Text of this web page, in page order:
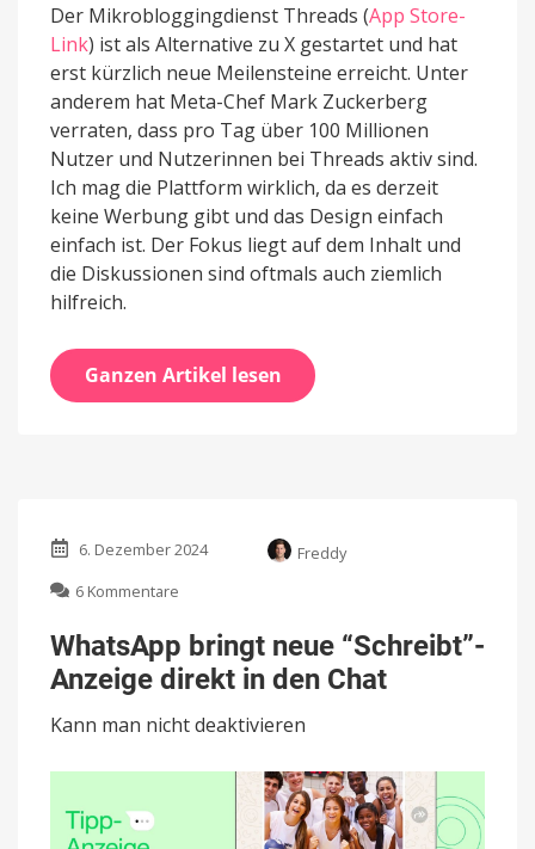
Der Mikrobloggingdienst Threads (App Store-
Link) ist als Alternative zu X gestartet und hat
erst kürzlich neue Meilensteine erreicht. Unter
anderem hat Meta-Chef Mark Zuckerberg
verraten, dass pro Tag über 100 Millionen
Nutzer und Nutzerinnen bei Threads aktiv sind.
Ich mag die Plattform wirklich, da es derzeit
keine Werbung gibt und das Design einfach
einfach ist. Der Fokus liegt auf dem Inhalt und
die Diskussionen sind oftmals auch ziemlich
hilfreich.
Ganzen Artikel lesen
6. Dezember 2024
Freddy
6 Kommentare
bringt
neue
“Schreibt”-
direkt
den
WhatsApp bringt neue “Schreibt”-
Anzeige direkt in den Chat
Kann man nicht deaktivieren